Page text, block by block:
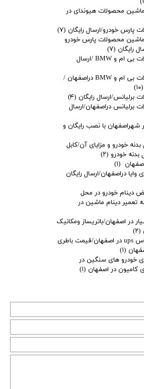
ماشین محصولات هیوندای در
پارس خودرو/ارسال رایگان (۷)
ماشین محصولات پارس خودرو
رایگان (۷)
باتری محصولات بی ام و BMW /ارسال
باتری محصولات بی ام و BMW دراصفهان /
(۱۰)
برلیانس/ارسال رایگان (۴)
برلیانس دراصفهان/ارسال
شهراصفهان با نصب رایگان و
خودرو و مزایای آن/کابل
خودرو (۲)
(۱)
وایا دراصفهان/ارسال رایگان
دینام خودرو در محل
تعمیر دینام ماشین در
در اصفهان/باتریساز ومکانیک
(۲)
باتری یو پی اس ups در اصفهان/قیمت باطری
(۱)
خودرو های سنگین در
کامیون در اصفهان (۱)